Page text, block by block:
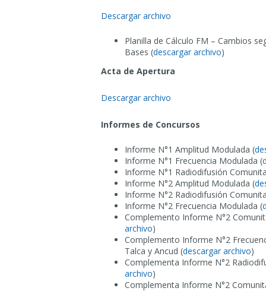
Descargar archivo
Planilla de Cálculo FM – Cambios
Bases (descargar archivo)
Acta de Apertura
Descargar archivo
Informes de Concursos
Informe N°1 Amplitud Modulada (
Informe N°1 Frecuencia Modulada (
Informe N°1 Radiodifusión
Informe N°2 Amplitud Modulada (
Informe N°2 Radiodifusión
Informe N°2 Frecuencia Modulada (
Complemento Informe N°2
archivo)
Complemento Informe N°2
Talca y Ancud (descargar archivo)
Complementa Informe N°2
archivo)
Complementa Informe N°2